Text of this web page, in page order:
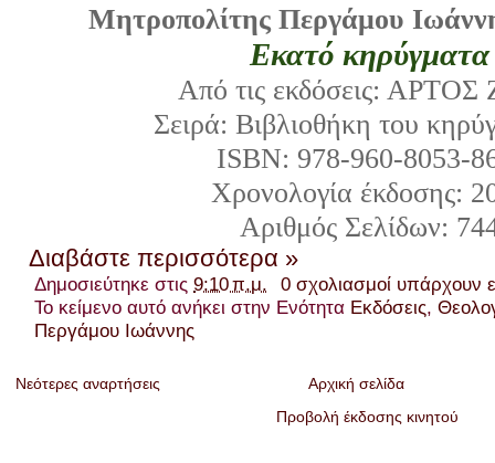
Μητροπολίτης Περγάμου
Εκατό
Από τις εκδόσεις:
Σειρά: Βιβλιοθήκη του
ISBN: 978-960-8053-
Χρονολογία έκδοσης:
Αριθμός Σελίδων:
Διαβάστε περισσότερα »
Δημοσιεύτηκε στις9:10 π.μ.
0 σχολιασμοί υπάρχουν
Το κείμενο αυτό ανήκει στην Ενότητα Εκδόσεις,
Περγάμου Ιωάννης
Νεότερες αναρτήσεις
Αρχική σελίδα
Προβολή έκδοσης κινητού